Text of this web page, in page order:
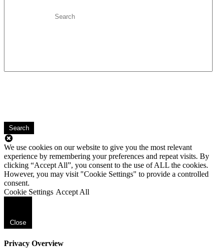
Search
We use cookies on our website to give you the most relevant
experience by remembering your preferences and repeat visits. By
clicking “Accept All”, you consent to the use of ALL the cookies.
However, you may visit "Cookie Settings" to provide a controlled
consent.
Cookie Settings Accept All
Close
Privacy Overview